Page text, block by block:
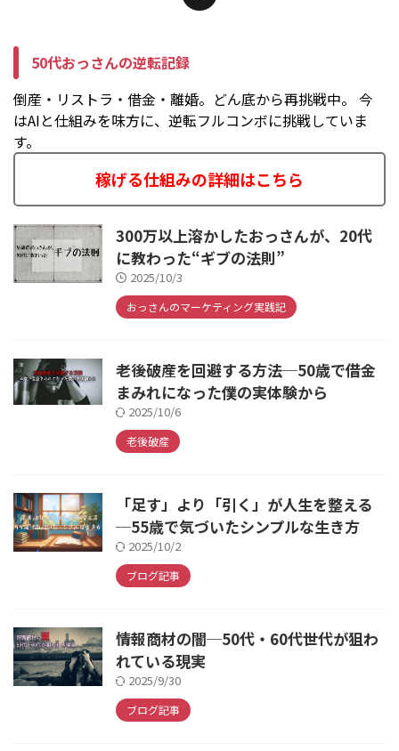
50代おっさんの逆転記録
倒産・リストラ・借金・離婚。どん底から再挑戦中。 今
はAIと仕組みを味方に、逆転フルコンボに挑戦していま
す。
稼げる仕組みの詳細はこちら
300万以上溶かしたおっさんが、20代
に教わった“ギブの法則”
2025/10/3
おっさんのマーケティング実践記
老後破産を回避する方法─50歳で借金
まみれになった僕の実体験から
2025/10/6
老後破産
「足す」より「引く」が人生を整える
─55歳で気づいたシンプルな生き方
2025/10/2
ブログ記事
情報商材の闇─50代・60代世代が狙わ
れている現実
2025/9/30
ブログ記事